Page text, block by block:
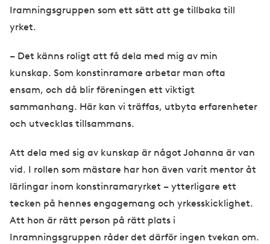
Iramningsgruppen som ett sätt att ge tillbaka till
yrket.
– Det känns roligt att få dela med mig av min
kunskap. Som konstinramare arbetar man ofta
ensam, och då blir föreningen ett viktigt
sammanhang. Här kan vi träffas, utbyta erfarenheter
och utvecklas tillsammans.
Att dela med sig av kunskap är något Johanna är van
vid. I rollen som mästare har hon även varit mentor åt
lärlingar inom konstinramaryrket – ytterligare ett
tecken på hennes engagemang och yrkesskicklighet.
Att hon är rätt person på rätt plats i
Inramningsgruppen råder det därför ingen tvekan om.